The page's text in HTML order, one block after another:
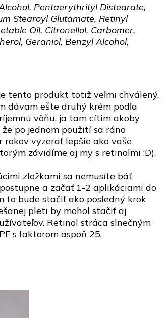
Pentaerythrityl Distearate,
Stearoyl Glutamate, Retinyl
Oil, Citronellol, Carbomer,
Geraniol, Benzyl Alcohol,
tento produkt totiž veľmi chválený.
dávam ešte druhý krém podľa
vôňu, ja tam cítim akoby
po jednom použití sa ráno
vyzerať lepšie ako vaše
závidíme aj my s retinolmi :D).
zložkami sa nemusíte báť
a začať 1-2 aplikáciami do
to bude stačiť ako posledný krok
pleti by mohol stačiť aj
Retinol stráca slnečným
s faktorom aspoň 25.